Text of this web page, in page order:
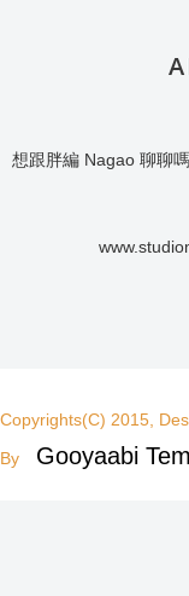
想跟胖編 Nagao 聊聊
Copyrights(C) 2015,
By
Gooyaabi